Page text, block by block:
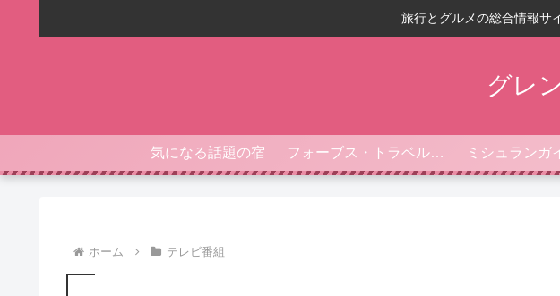
旅行とグルメの総合情報サ
グレ
気になる話題の宿 フォーブス・トラベルガイド ミシュランガ
ホーム テレビ番組